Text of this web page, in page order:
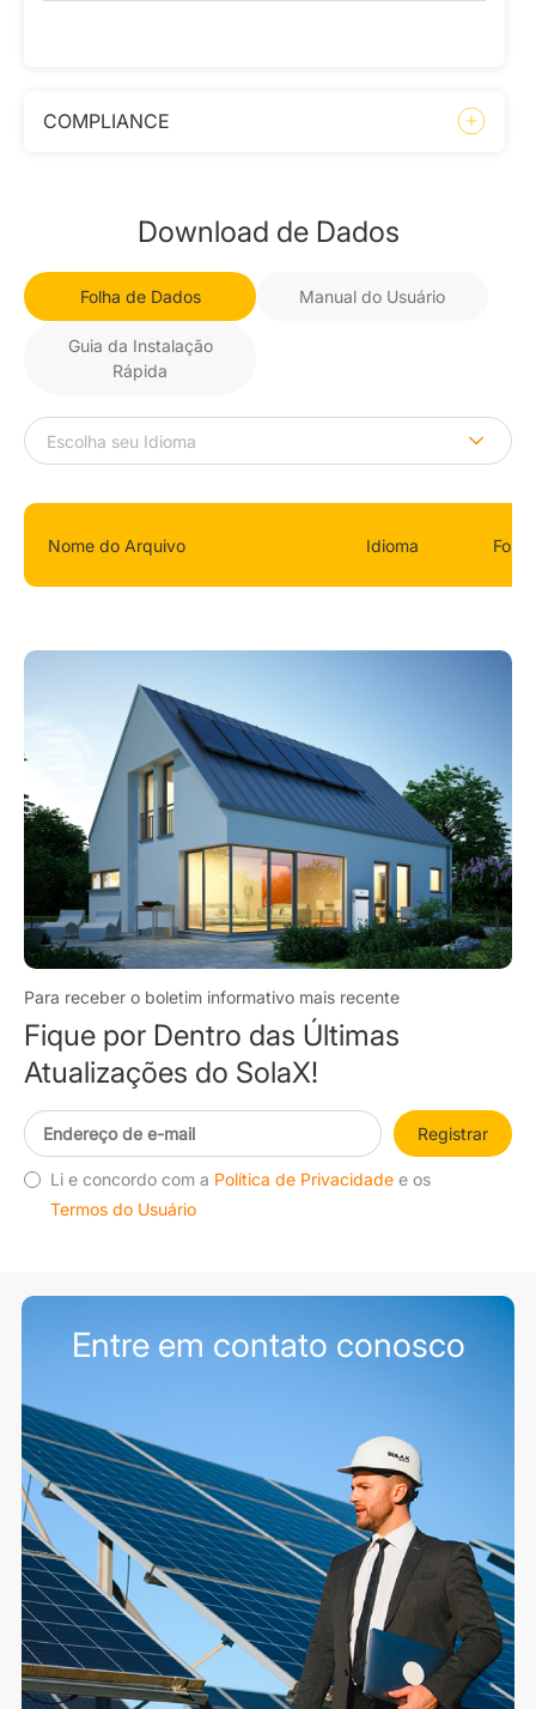
COMPLIANCE
Download de Dados
Folha de Dados Manual do Usuário
Guia da Instalação
Rápida
Nome do Arquivo Idioma
Para receber o boletim informativo mais recente
Fique por Dentro das Últimas
Atualizações do SolaX!
Registrar
Li e concordo com a Política de Privacidade e os
Termos do Usuário
Entre em contato conosco